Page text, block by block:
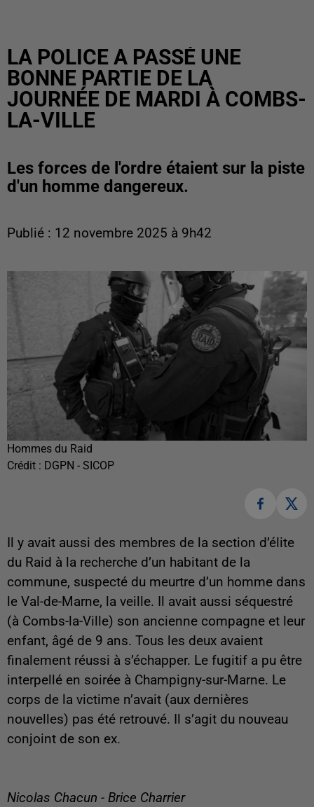
LA POLICE A PASSÉ UNE
BONNE PARTIE DE LA
JOURNÉE DE MARDI À COMBS-
LA-VILLE
Les forces de l'ordre étaient sur la piste
d'un homme dangereux.
Publié : 12 novembre 2025 à 9h42
Hommes du Raid
Crédit : DGPN - SICOP
Il y avait aussi des membres de la section d’élite
du Raid à la recherche d’un habitant de la
commune, suspecté du meurtre d’un homme dans
le Val-de-Marne, la veille. Il avait aussi séquestré
(à Combs-la-Ville) son ancienne compagne et leur
enfant, âgé de 9 ans. Tous les deux avaient
finalement réussi à s’échapper. Le fugitif a pu être
interpellé en soirée à Champigny-sur-Marne. Le
corps de la victime n’avait (aux dernières
nouvelles) pas été retrouvé. Il s’agit du nouveau
conjoint de son ex.
Nicolas Chacun - Brice Charrier